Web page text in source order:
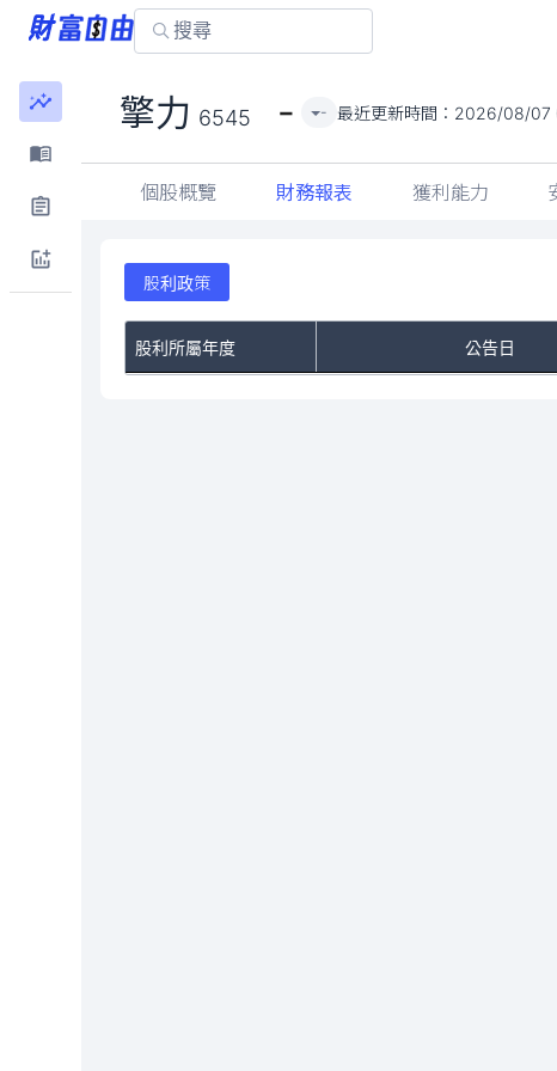
擎力 6545 - - 最近更新時間： 2026/08/07
個股概覽 財務報表 獲利能力
股利政策
股利所屬年度 公告日